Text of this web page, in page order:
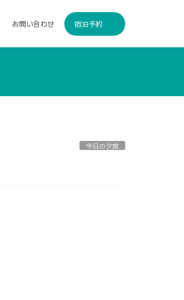
お問い合わせ 宿泊予約
今日の夕食